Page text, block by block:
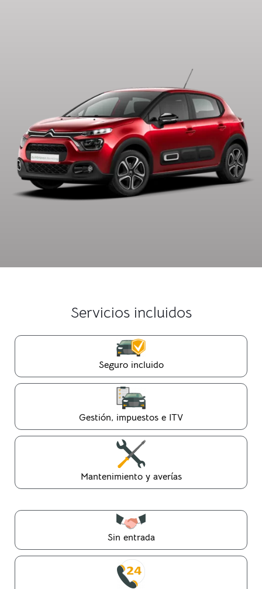
Servicios incluidos
Seguro incluido
Gestión, impuestos e ITV
Mantenimiento y averías
Sin entrada